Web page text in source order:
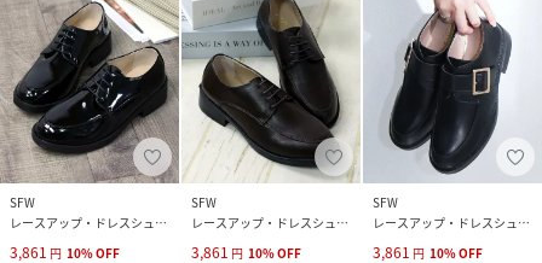
SFW
レースアップ・ドレスシューズ
3,861 円 10%OFF
SFW
レースアップ・ドレスシューズ
3,861 円 10%OFF
SFW
レースアップ・ドレスシューズ
3,861 円 10%OFF